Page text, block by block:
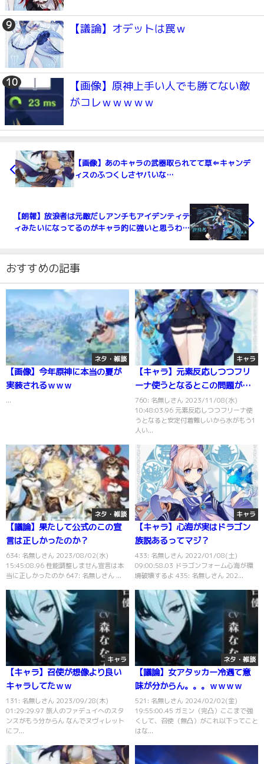
【議論】オデットは罠ｗ
【画像】原神上手い人でも勝てない敵
がコレｗｗｗｗｗ
【画像】あのキャラの武器取られてて草⇐キャンデ
ィスのふつくしさヤバいな…
【朗報】放浪者は元敵だしアンチもアイデンティテ
ィみたいになってるのがキャラ的に強いと思うわｗ
おすすめの記事
ネタ・雑談
【画像】今年原神に本当の夏が
実装されるｗｗｗ
...
キャラ
【キャラ】元素反応しつつフリ
ーナ使うとなるとこの問題が出
てくる
760: 名無しさん 2023/11/08(水)
10:48:03.96 元素反応しつつフリーナ使
うとなると安定付着難しいから水がもう1
人い...
ネタ・雑談
【議論】果たして公式のこの宣
言は正しかったのか？
634: 名無しさん 2023/08/02(水)
15:45:08.96 性能調整しません宣言は本
当に正しかったのか 647: 名無しさん ...
キャラ
【キャラ】心海が実はドラゴン
族説あるってマジ？
433: 名無しさん 2022/01/08(土)
09:00:58.03 ドラゴンフォーム心海が環
境破壊するよ 435: 名無しさん 202...
キャラ
【キャラ】召使が想像より良い
キャラしてたｗｗ
131: 名無しさん 2023/09/28(木)
01:29:29.97 旅人のファデュイへのスタ
ンスがもう分からん なんでヌヴィレット
にフ...
ネタ・雑談
【議論】女アタッカー冷遇て意
味が分からん。。。ｗｗｗｗ
521: 名無しさん 2024/02/02(金)
19:55:00.45 ガミン（完凸）ここまで強
くして、召使（無凸）がこれ以下ってこと
はな...